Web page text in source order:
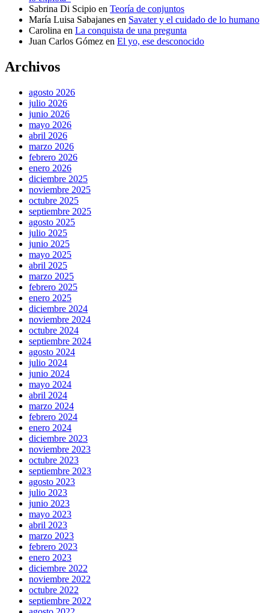
Sabrina Di Scipio en Teoría de conjuntos
María Luisa Sabajanes en Savater y el cuidado de lo humano
Carolina en La conquista de una pregunta
Juan Carlos Gómez en El yo, ese desconocido
Archivos
agosto 2026
julio 2026
junio 2026
mayo 2026
abril 2026
marzo 2026
febrero 2026
enero 2026
diciembre 2025
noviembre 2025
octubre 2025
septiembre 2025
agosto 2025
julio 2025
junio 2025
mayo 2025
abril 2025
marzo 2025
febrero 2025
enero 2025
diciembre 2024
noviembre 2024
octubre 2024
septiembre 2024
agosto 2024
julio 2024
junio 2024
mayo 2024
abril 2024
marzo 2024
febrero 2024
enero 2024
diciembre 2023
noviembre 2023
octubre 2023
septiembre 2023
agosto 2023
julio 2023
junio 2023
mayo 2023
abril 2023
marzo 2023
febrero 2023
enero 2023
diciembre 2022
noviembre 2022
octubre 2022
septiembre 2022